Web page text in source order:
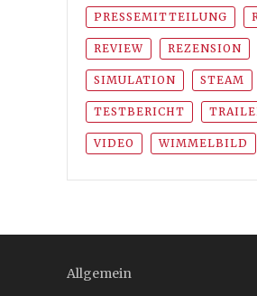
PRESSEMITTEILUNG
REVIEW REZENSION
SIMULATION STEAM
TESTBERICHT
VIDEO WIMMELBILD
Allgemein